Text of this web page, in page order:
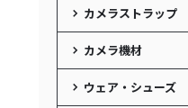
カメラストラップ
カメラ機材
ウェア・シューズ